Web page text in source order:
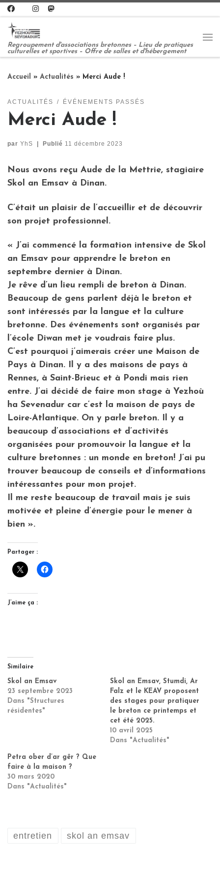
Passer au contenu
Regroupement d'associations bretonnes – Lieu de pratiques
culturelles et sportives – Offre de salles et d'hébergement
Accueil » Actualités » Merci Aude !
ACTUALITÉS ÉVÉNEMENTS PASSÉS
Merci Aude !
par YhS Publié 11 décembre 2023
Nous avons reçu Aude de la Mettrie, stagiaire
Skol an Emsav à Dinan.
C’était un plaisir de l’accueillir et de découvrir
son projet professionnel.
« J’ai commencé la formation intensive de Skol
an Emsav pour apprendre le breton en
septembre dernier à Dinan.
Je rêve d’un lieu rempli de breton à Dinan.
Beaucoup de gens parlent déjà le breton et
sont intéressés par la langue et la culture
bretonne. Des événements sont organisés par
l’école Diwan met je voudrais faire plus.
C’est pourquoi j’aimerais créer une Maison de
Pays à Dinan. Il y a des maisons de pays à
Rennes, à Saint-Brieuc et à Pondi mais rien
entre. J’ai décidé de faire mon stage à Yezhoù
ha Sevenadur car c’est la maison de pays de
Loire-Atlantique. On y parle breton. Il y a
beaucoup d’associations et d’activités
organisées pour promouvoir la langue et la
culture bretonnes : un monde en breton! J’ai pu
trouver beaucoup de conseils et d’informations
intéressantes pour mon projet.
Il me reste beaucoup de travail mais je suis
motivée et pleine d’énergie pour le mener à
bien ».
Partager :
J’aime ça :
Similaire
Skol an Emsav
23 septembre 2023
Dans "Structures
résidentes"
Skol an Emsav, Stumdi, Ar
Falz et le KEAV proposent
des stages pour pratiquer
le breton ce printemps et
cet été 2025.
10 avril 2025
Dans "Actualités"
Petra ober d’ar gêr ? Que
faire à la maison ?
30 mars 2020
Dans "Actualités"
entretien skol an emsav